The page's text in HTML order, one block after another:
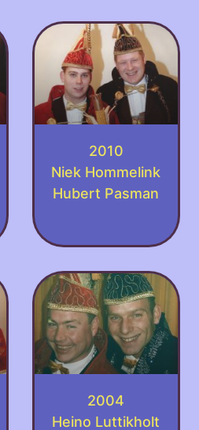
2010
Niek Hommelink
Hubert Pasman
2004
Heino Luttikholt